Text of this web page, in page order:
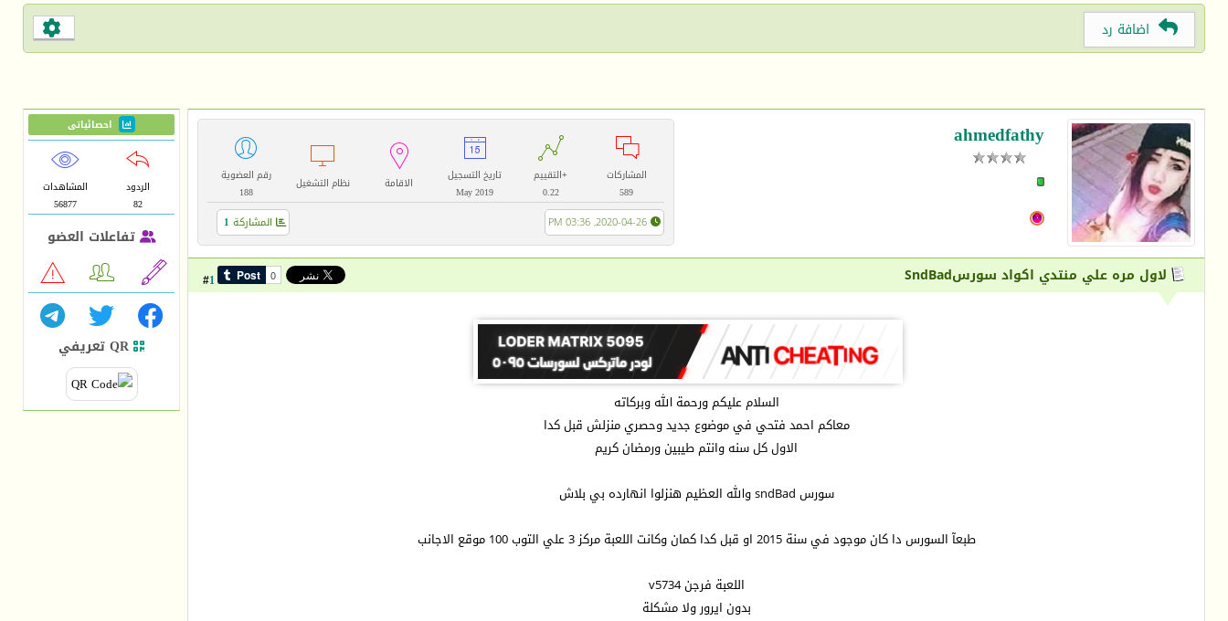
اضافة رد
احصائياتى

الردود
82

المشاهدات
56877
تفاعلات العضو



ahmedfathy

المشاركات
589

+التقييم
0.22

تاريخ التسجيل
May 2019

الاقامة

نظام التشغيل

رقم العضوية
188
المشاركة 1
#1 لاول مره علي منتدي اكواد سورسSndBad
السلام عليكم ورحمة الله وبركاته
معاكم احمد فتحي في موضوع جديد وحصري منزلش قبل كدا
الاول كل سنه وانتم طيبين ورمضان كريم
سورس sndBad والله العظيم هنزلوا انهارده بي بلاش
طبعآ السورس دا كان موجود في سنة 2015 او قبل كدا كمان وكانت اللعبة مركز 3 علي التوب 100 موقع الاجانب
اللعبة فرجن v5734
بدون ايرور ولا مشكلة